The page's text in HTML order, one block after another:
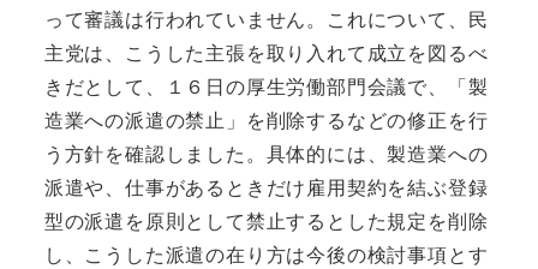
って審議は行われていません。これについて、民
主党は、こうした主張を取り入れて成立を図るべ
きだとして、１６日の厚生労働部門会議で、「製
造業への派遣の禁止」を削除するなどの修正を行
う方針を確認しました。具体的には、製造業への
派遣や、仕事があるときだけ雇用契約を結ぶ登録
型の派遣を原則として禁止するとした規定を削除
し、こうした派遣の在り方は今後の検討事項とす